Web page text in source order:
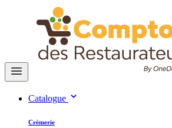
Catalogue
Crèmerie